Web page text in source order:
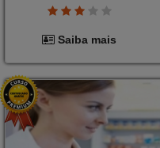
Saiba mais